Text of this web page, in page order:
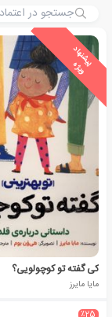
پ
ی
ش
ن
ه
ا
د
و
ی
ژ
ه
کی گفته تو کوچولویی؟
مایا مایرز